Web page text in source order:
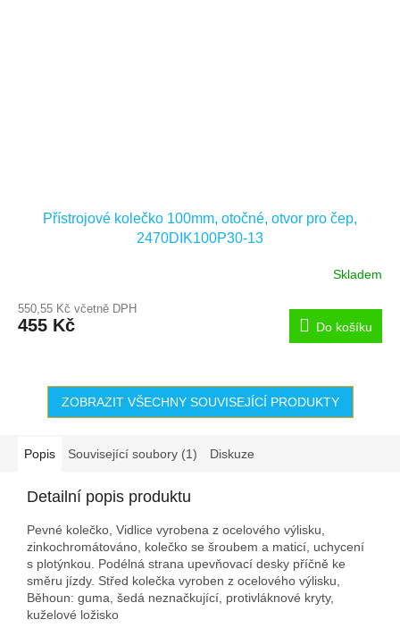
Přístrojové kolečko 100mm, otočné, otvor pro čep,
2470DIK100P30-13
Skladem
550,55 Kč včetně DPH
455 Kč Do košíku
ZOBRAZIT VŠECHNY SOUVISEJÍCÍ PRODUKTY
Popis Související soubory (1) Diskuze
Detailní popis produktu
Pevné kolečko, Vidlice vyrobena z ocelového výlisku,
zinkochromátováno, kolečko se šroubem a maticí, uchycení
s plotýnkou. Podélná strana upevňovací desky příčně ke
směru jízdy. Střed kolečka vyroben z ocelového výlisku,
Běhoun: guma, šedá neznačkující, protivláknové kryty,
kuželové ložisko